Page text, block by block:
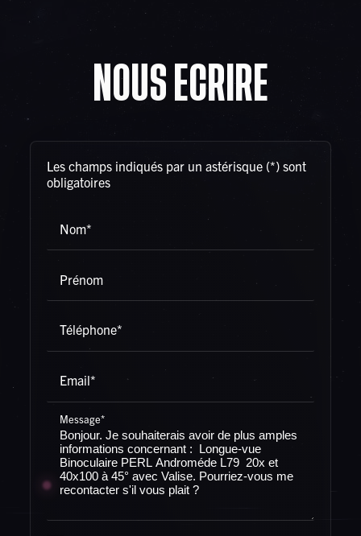
Rechercher
Les champs indiqués par un astérisque (*) sont
obligatoires
Nom*
Prénom
Téléphone*
Email*
Message*